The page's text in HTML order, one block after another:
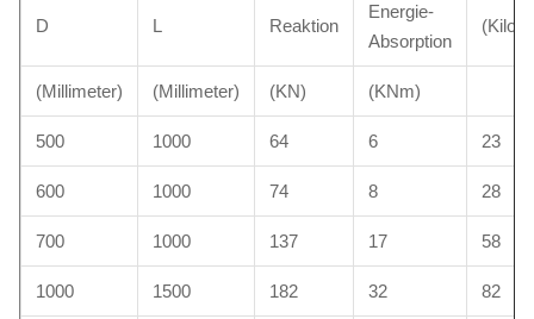
D L Reaktion
Energie-
Absorption
(Millimeter) (Millimeter) (KN) (KNm)
500 1000 64 6 23
600 1000 74 8 28
700 1000 137 17 58
1000 1500 182 32 82